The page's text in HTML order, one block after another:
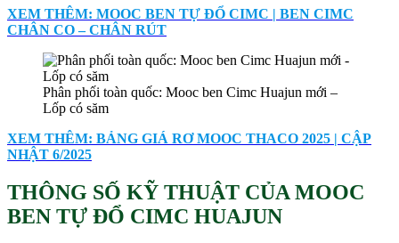
XEM THÊM: MOOC BEN TỰ ĐỔ CIMC | BEN CIMC
CHÂN CO – CHÂN RÚT
Phân phối toàn quốc: Mooc ben Cimc Huajun mới –
Lốp có săm
XEM THÊM: BẢNG GIÁ RƠ MOOC THACO 2025 | CẬP
NHẬT 6/2025
THÔNG SỐ KỸ THUẬT CỦA MOOC
BEN TỰ ĐỔ CIMC HUAJUN